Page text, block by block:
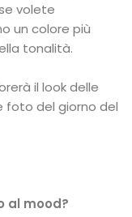
volete
un colore più
tonalità.
il look delle
foto del giorno del
al mood?